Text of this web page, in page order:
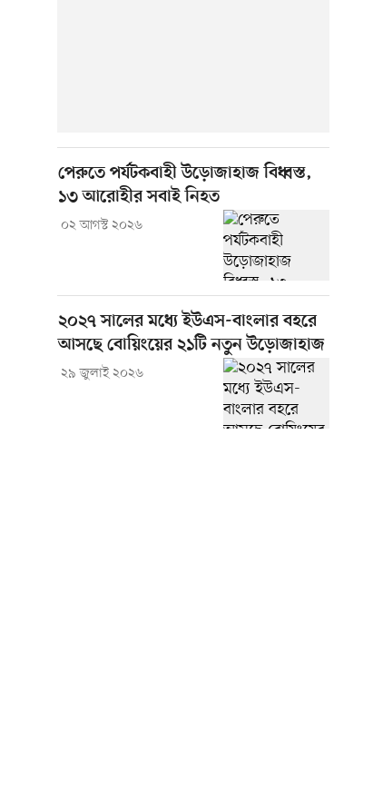
পেরুতে পর্যটকবাহী উড়োজাহাজ বিধ্বস্ত,
১৩ আরোহীর সবাই নিহত
০২ আগস্ট ২০২৬
২০২৭ সালের মধ্যে ইউএস-বাংলার বহরে
আসছে বোয়িংয়ের ২১টি নতুন উড়োজাহাজ
২৯ জুলাই ২০২৬